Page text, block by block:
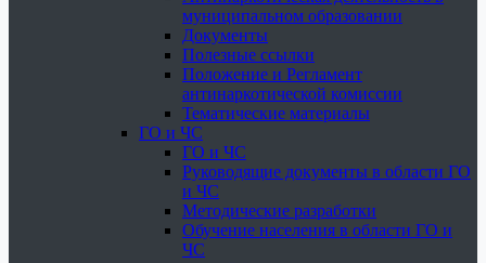
муниципальном образовании
Документы
Полезные ссылки
Положение и Регламент
антинаркотической комиссии
Тематические материалы
ГО и ЧС
ГО и ЧС
Руководящие документы в области ГО
и ЧС
Методические разработки
Обучение населения в области ГО и
ЧС